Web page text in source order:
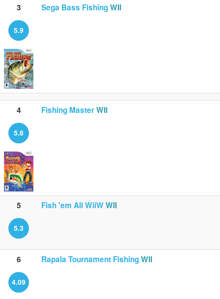
3 Sega Bass FishingWII
5.9
4 Fishing MasterWII
5.8
5 Fish 'em All WiiWWII
5.3
6 Rapala Tournament FishingWII
4.09